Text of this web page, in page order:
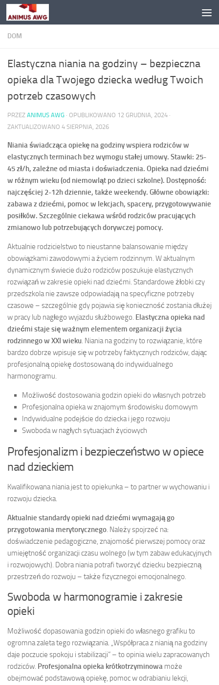
Przejdź do treści
DOM
Elastyczna niania na godziny – bezpieczna
opieka dla Twojego dziecka według Twoich
potrzeb czasowych
PRZEZ ANIMUS AWG · OPUBLIKOWANO 12 GRUDNIA, 2024 ·
ZAKTUALIZOWANO 4 SIERPNIA, 2026
Niania świadcząca opiekę na godziny wspiera rodziców w
elastycznych terminach bez wymogu stałej umowy. Stawki: 25-
45 zł/h, zależne od miasta i doświadczenia. Opieka nad dziećmi
w różnym wieku (od niemowląt po dzieci szkolne). Dostępność:
najczęściej 2-12h dziennie, także weekendy. Główne obowiązki:
zabawa z dziećmi, pomoc w lekcjach, spacery, przygotowywanie
posiłków. Szczególnie ciekawa wśród rodziców pracujących
zmianowo lub potrzebujących dorywczej pomocy.
Aktualnie rodzicielstwo to nieustanne balansowanie między
obowiązkami zawodowymi a życiem rodzinnym. W aktualnym
dynamicznym świecie dużo rodziców poszukuje elastycznych
rozwiązań w zakresie opieki nad dziećmi. Standardowe żłobki czy
przedszkola nie zawsze odpowiadają na specyficzne potrzeby
czasowe – szczególnie gdy pojawia się konieczność zostania dłużej
w pracy lub nagłego wyjazdu służbowego. Elastyczna opieka nad
dziećmi staje się ważnym elementem organizacji życia
rodzinnego w XXI wieku. Niania na godziny to rozwiązanie, które
bardzo dobrze wpisuje się w potrzeby faktycznych rodziców, dając
profesjonalną opiekę dostosowaną do indywidualnego
harmonogramu.
Możliwość dostosowania godzin opieki do własnych potrzeb
Profesjonalna opieka w znajomym środowisku domowym
Indywidualne podejście do dziecka i jego rozwoju
Swoboda w nagłych sytuacjach życiowych
Profesjonalizm i bezpieczeństwo w opiece
nad dzieckiem
Kwalifikowana niania jest to opiekunka – to partner w wychowaniu i
rozwoju dziecka.
Aktualnie standardy opieki nad dziećmi wymagają go
przygotowania merytorycznego. Należy spojrzeć na:
doświadczenie pedagogiczne, znajomość pierwszej pomocy oraz
umiejętność organizacji czasu wolnego (w tym zabaw edukacyjnych
i rozwojowych). Dobra niania potrafi tworzyć dziecku bezpieczną
przestrzeń do rozwoju – także fizycznegoi emocjonalnego.
Swoboda w harmonogramie i zakresie
opieki
Możliwość dopasowania godzin opieki do własnego grafiku to
ogromna zaleta tego rozwiązania. „Współpraca z nianią na godziny
daje poczucie spokoju i stabilizacji” – to opinia wielu zapracowanych
rodziców. Profesjonalna opieka krótkotrzyminowa może
obejmować podstawową opiekę, pomoc w odrabianiu lekcji,